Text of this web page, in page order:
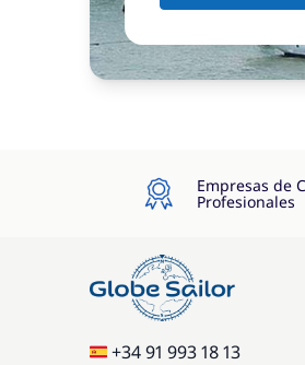
Empresas de
Profesionales
+34 91 993 18 13